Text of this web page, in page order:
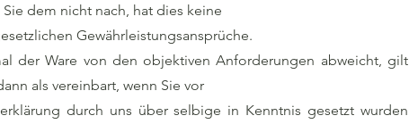
dem nicht nach, hat dies keine
Gewährleistungsansprüche.
der Ware von den objektiven Anforderungen abweicht, gilt
als vereinbart, wenn Sie vor
durch uns über selbige in Kenntnis gesetzt wurden